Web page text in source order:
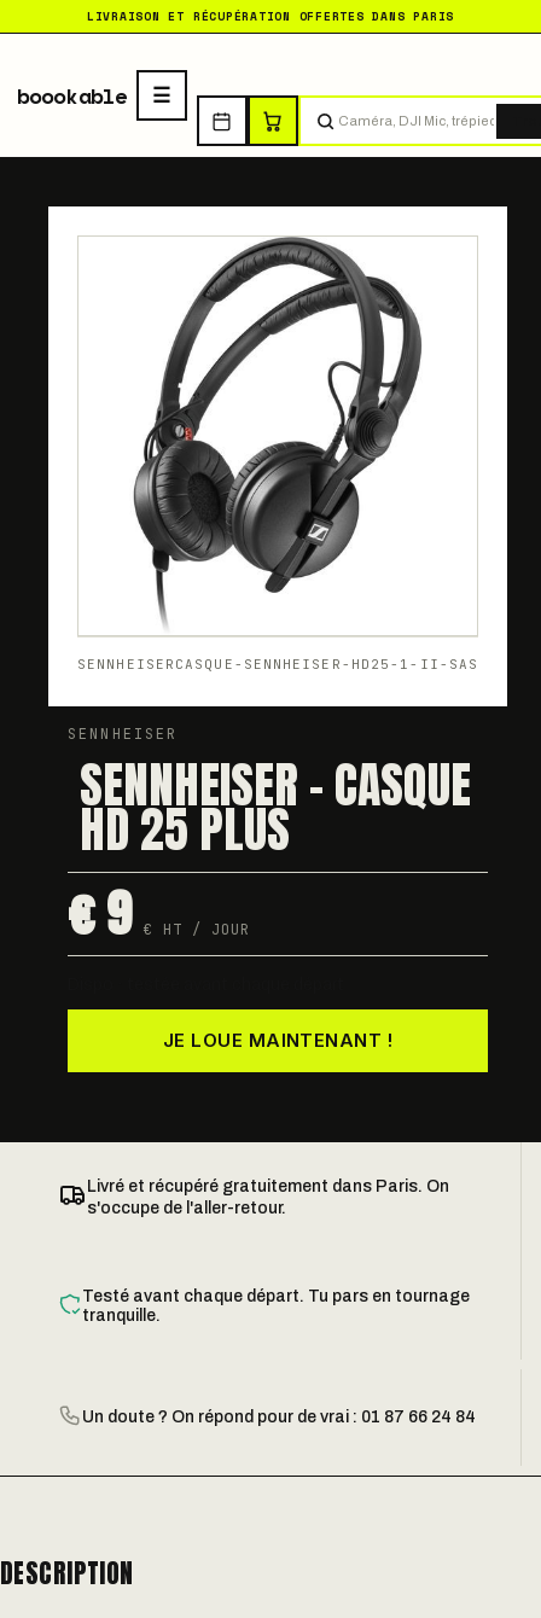
LIVRAISON ET RÉCUPÉRATION OFFERTES DANS PARIS
boookable
SENNHEISER CASQUE-SENNHEISER-HD25-1-II-SAS
SENNHEISER
SENNHEISER - CASQUE
HD 25 PLUS
€ 9 € HT / JOUR
JE LOUE MAINTENANT !
Livré et récupéré gratuitement dans Paris. On
s'occupe de l'aller-retour.
Testé avant chaque départ. Tu pars en tournage
tranquille.
Un doute ? On répond pour de vrai : 01 87 66 24 84
DESCRIPTION